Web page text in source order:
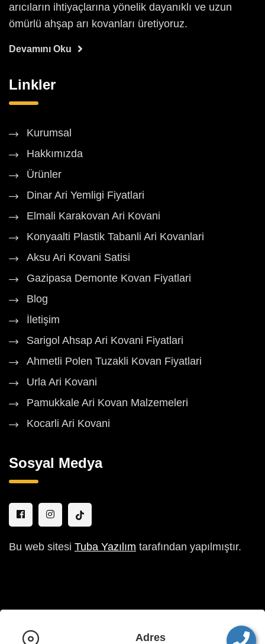
arıcıların ihtiyaçlarına yönelik dayanıklı ve uzun
ömürlü ahşap arı kovanları üretiyoruz.
Devamını Oku
Linkler
Kurumsal
Hakkımızda
Ürünler
Dinar Ari Yemligi Fiyatlari
Elmali Karakovan Ari Kovani
Konyaalti Plastik Tabanli Ari Kovanlari
Aksu Ari Kovani Satisi
Gazipasa Demonte Kovan Fiyatlari
Blog
İletişim
Sarigol Ahsap Ari Kovani Fiyatlari
Ahmetli Polen Tuzakli Kovan Fiyatlari
Urla Ari Kovani
Pamukkale Ari Kovan Malzemeleri
Kocarli Ari Kovani
Sosyal Medya
Bu web sitesi Tuba Yazılım tarafından yapılmıştır.
Adres